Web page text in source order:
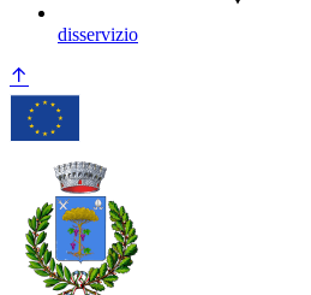
disservizio